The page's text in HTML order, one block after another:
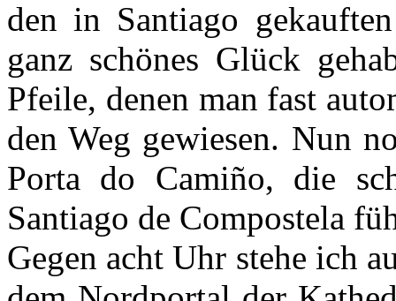
den in Santiago
ganz schönes Glück
Pfeile, denen man fast
den Weg gewiesen. Nun
Porta do Camiño, die
Santiago de Compostela
Gegen acht Uhr stehe ich